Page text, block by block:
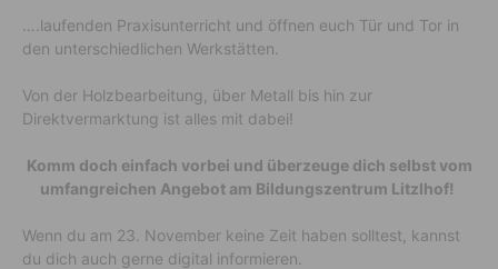
….laufenden Praxisunterricht und öffnen euch Tür und Tor in
den unterschiedlichen Werkstätten.
Von der Holzbearbeitung, über Metall bis hin zur
Direktvermarktung ist alles mit dabei!
Komm doch einfach vorbei und überzeuge dich selbst vom
umfangreichen Angebot am Bildungszentrum Litzlhof!
Wenn du am 23. November keine Zeit haben solltest, kannst
du dich auch gerne digital informieren.